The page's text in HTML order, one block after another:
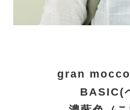
gran
BASIC(